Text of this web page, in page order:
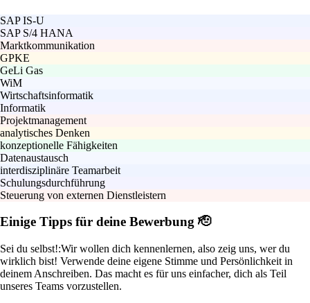
SAP IS-U
SAP S/4 HANA
Marktkommunikation
GPKE
GeLi Gas
WiM
Wirtschaftsinformatik
Informatik
Projektmanagement
analytisches Denken
konzeptionelle Fähigkeiten
Datenaustausch
interdisziplinäre Teamarbeit
Schulungsdurchführung
Steuerung von externen Dienstleistern
Einige Tipps für deine Bewerbung 🫡
Sei du selbst!:Wir wollen dich kennenlernen, also zeig uns, wer du
wirklich bist! Verwende deine eigene Stimme und Persönlichkeit in
deinem Anschreiben. Das macht es für uns einfacher, dich als Teil
unseres Teams vorzustellen.